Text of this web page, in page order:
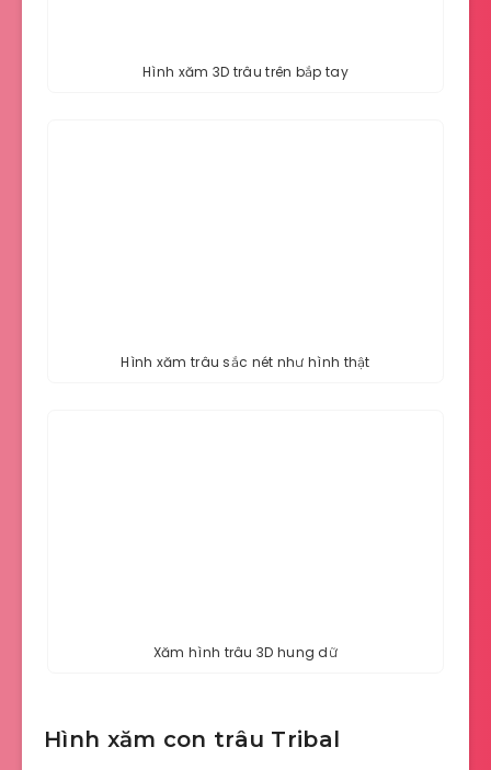
Hình xăm 3D trâu trên bắp tay
Hình xăm trâu sắc nét như hình thật
Xăm hình trâu 3D hung dữ
Hình xăm con trâu Tribal